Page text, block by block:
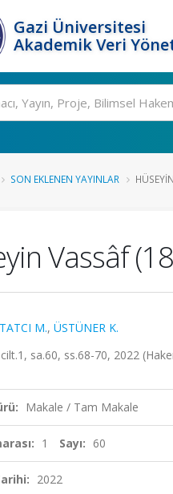
Gazi Üniversitesi
Akademik Veri
SON EKLENEN YAYINLAR
Vassâf
TATCI M., ÜSTÜNER K.
sa.60, ss.68-70, 2022
Makale / Tam Makale
1 Sayı: 60
2022